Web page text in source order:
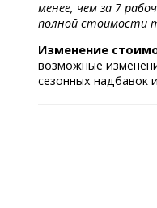
менее, чем за 7
полной стоимости
Изменение
возможные
сезонных надбавок